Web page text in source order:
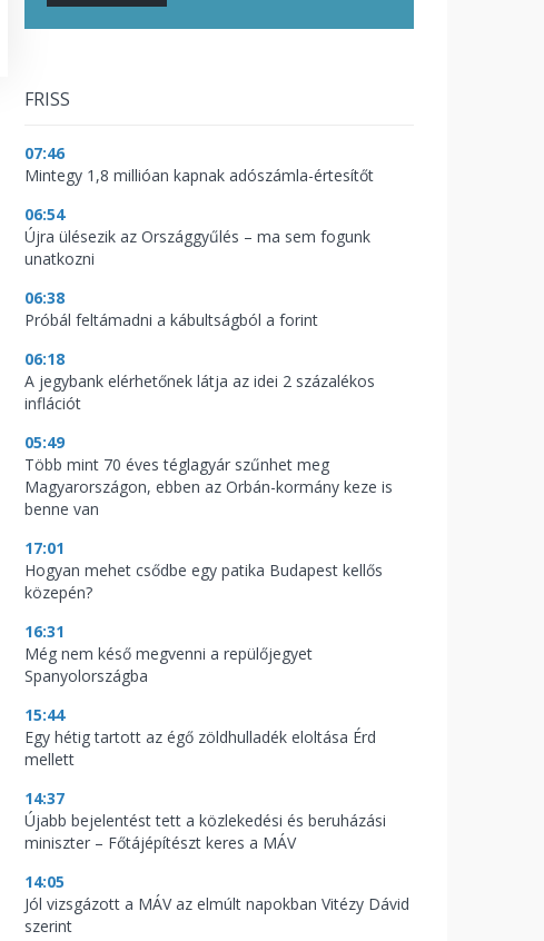
FRISS
07:46
Mintegy 1,8 millióan kapnak adószámla-értesítőt
06:54
Újra ülésezik az Országgyűlés – ma sem fogunk
unatkozni
06:38
Próbál feltámadni a kábultságból a forint
06:18
A jegybank elérhetőnek látja az idei 2 százalékos
inflációt
05:49
Több mint 70 éves téglagyár szűnhet meg
Magyarországon, ebben az Orbán-kormány keze is
benne van
17:01
Hogyan mehet csődbe egy patika Budapest kellős
közepén?
16:31
Még nem késő megvenni a repülőjegyet
Spanyolországba
15:44
Egy hétig tartott az égő zöldhulladék eloltása Érd
mellett
14:37
Újabb bejelentést tett a közlekedési és beruházási
miniszter – Főtájépítészt keres a MÁV
14:05
Jól vizsgázott a MÁV az elmúlt napokban Vitézy Dávid
szerint